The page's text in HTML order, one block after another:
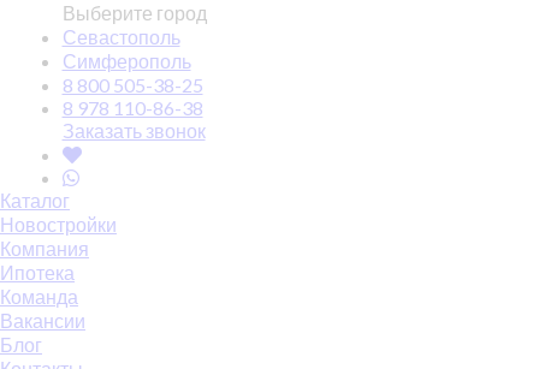
Выберите город
Севастополь
Симферополь
8 800 505-38-25
8 978 110-86-38
Заказать звонок
Каталог
Новостройки
Компания
Ипотека
Команда
Вакансии
Блог